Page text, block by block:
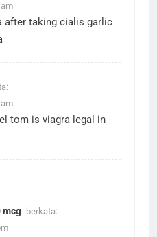
after taking cialis garlic
tom is viagra legal in
mcg berkata: